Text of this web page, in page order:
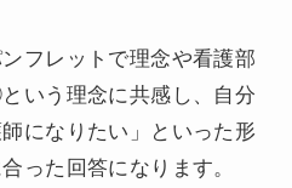
フレットで理念や看護部
いう理念に共感し、自分
になりたい」といった形
った回答になります。